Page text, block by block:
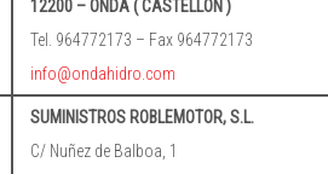
12200 – ONDA ( CASTELLÓN )
Tel. 964772173 – Fax 964772173
info@ondahidro.com
SUMINISTROS ROBLEMOTOR, S.L.
C/ Nuñez de Balboa, 1